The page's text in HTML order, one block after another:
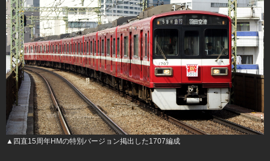
▲四直15周年HMの特別バージョン掲出した1707編成